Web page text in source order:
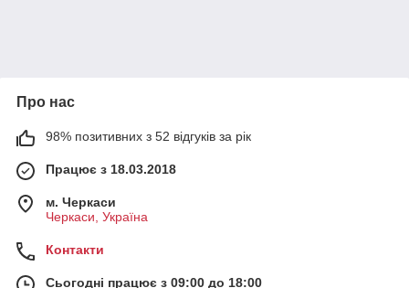
Про нас
98% позитивних з 52 відгуків за рік
Працює з 18.03.2018
м. Черкаси
Черкаси, Україна
Контакти
Сьогодні працює з 09:00 до 18:00